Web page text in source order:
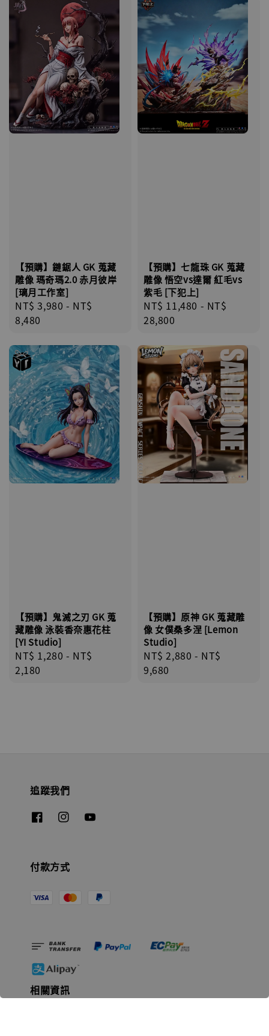
【預購】鏈鋸人 GK 蒐藏
雕像 瑪奇瑪2.0 赤月彼岸
[璃月工作室]
Regular
price
NT$ 3,980 - NT$
8,480
【預購】七龍珠 GK 蒐藏
雕像 悟空vs達爾 紅毛vs
紫毛 [下犯上]
Regular
price
NT$ 11,480 - NT$
28,800
【預購】鬼滅之刃 GK 蒐
藏雕像 泳裝香奈惠花柱
[YI Studio]
Regular
price
NT$ 1,280 - NT$
2,180
【預購】原神 GK 蒐藏雕
像 女僕桑多涅 [Lemon
Studio]
Regular
price
NT$ 2,880 - NT$
9,680
追蹤我們
付款方式
相關資訊